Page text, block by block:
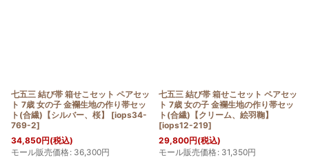
七五三 結び帯 箱せこセット ペアセッ
ト 7歳 女の子 金襴生地の作り帯セッ
ト(合繊)【シルバー、桜】
[iops34-
769-2]
34,850円(税込)
モール販売価格: 36,300円
七五三 結び帯 箱せこセット ペアセッ
ト 7歳 女の子 金襴生地の作り帯セッ
ト(合繊)【クリーム、絵羽鞠】
[iops12-219]
29,800円(税込)
モール販売価格: 31,350円